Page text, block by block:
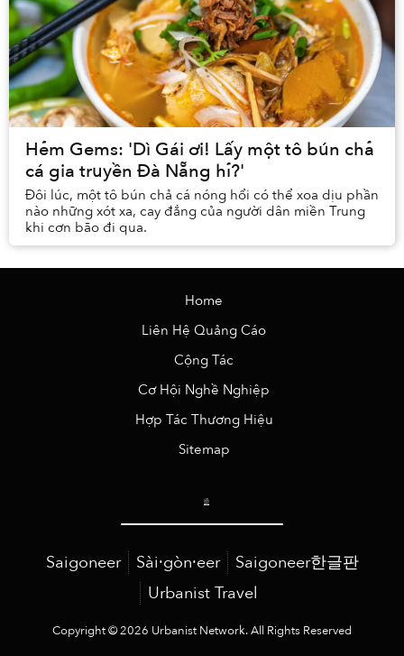
Hẻm Gems: 'Dì Gái ơi! Lấy một tô bún chả
cá gia truyền Đà Nẵng hỉ?'
Đôi lúc, một tô bún chả cá nóng hổi có thể xoa dịu phần
nào những xót xa, cay đắng của người dân miền Trung
khi cơn bão đi qua.
Home
Liên Hệ Quảng Cáo
Cộng Tác
Cơ Hội Nghề Nghiệp
Hợp Tác Thương Hiệu
Sitemap
Saigoneer Sài·gòn·eer
Saigoneer한글판
Urbanist Travel
Copyright © 2026 Urbanist Network. All Rights Reserved